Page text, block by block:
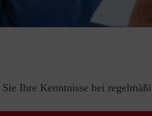
Ihre Kenntnisse bei